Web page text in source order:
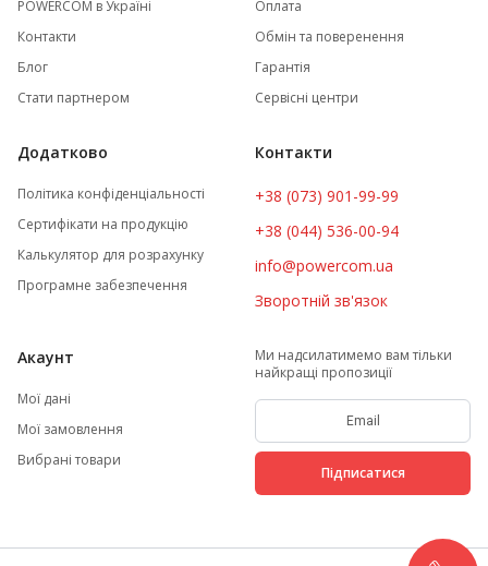
POWERCOM в Україні
Контакти
Блог
Стати партнером
Оплата
Обмін та поверенення
Гарантія
Сервісні центри
Додатково
Політика конфіденціальності
Сертифікати на продукцію
Калькулятор для розрахунку
Програмне забезпечення
Контакти
+38 (073) 901-99-99
+38 (044) 536-00-94
info@powercom.ua
Зворотній зв'язок
Акаунт
Мої дані
Мої замовлення
Вибрані товари
Ми надсилатимемо вам тільки
найкращі пропозиції
Підписатися